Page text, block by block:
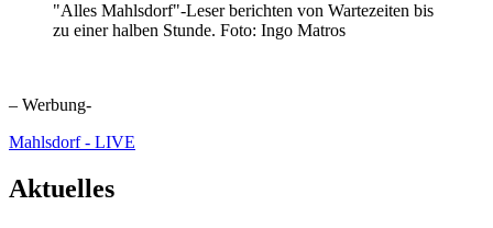
"Alles Mahlsdorf"-Leser berichten von Wartezeiten bis
zu einer halben Stunde. Foto: Ingo Matros
– Werbung-
Mahlsdorf - LIVE
Aktuelles